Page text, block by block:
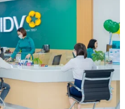
"chiến dịch đặc